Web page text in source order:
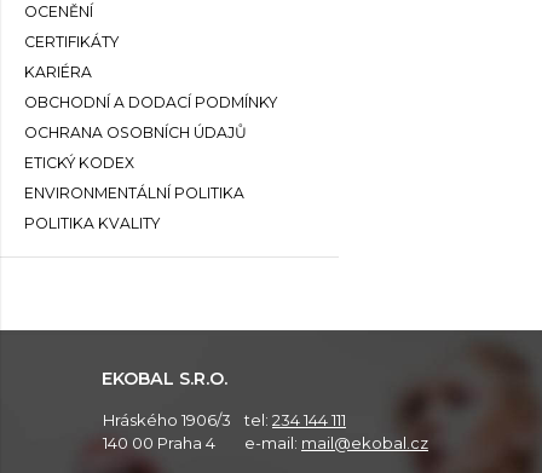
OCENĚNÍ
CERTIFIKÁTY
KARIÉRA
OBCHODNÍ A DODACÍ PODMÍNKY
OCHRANA OSOBNÍCH ÚDAJŮ
ETICKÝ KODEX
ENVIRONMENTÁLNÍ POLITIKA
POLITIKA KVALITY
EKOBAL S.R.O.
Hráského 1906/3
140 00 Praha 4
tel: 234 144 111
e-mail: mail@ekobal.cz